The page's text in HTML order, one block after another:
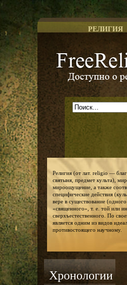
РЕЛИГИЯ
Религия (от лат. religio —
святыня, предмет культа),
мироощущение, а также
специфические действия
вере в существование
«священного», т. е. той или
сверхъестественного. По
является одним из видов
противостоящего научному.
Хронологии